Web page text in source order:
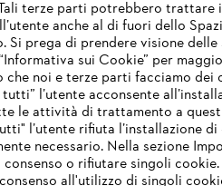
Scarica il catalogo
STIHL Integrity Line
terze parti potrebbero trattare
anche al di fuori dello
Si prega di prendere visione delle
sui Cookie” per
che noi e terze parti facciamo dei
l’utente acconsente
le attività di trattamento a
l’utente rifiuta l’installazione di
necessario. Nella sezione
o rifiutare singoli
all'utilizzo di singoli